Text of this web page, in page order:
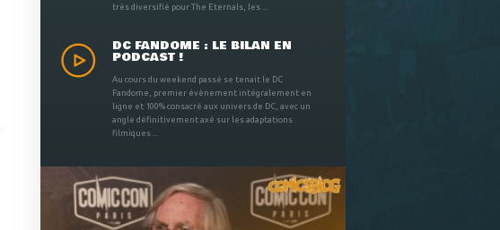
très diversifié pour The Eternals, les ...
DC FANDOME : LE BILAN EN
PODCAST !
Au cours du weekend passé se tenait le DC
Fandome, premier évènement intégralement en
ligne et 100% consacré aux univers de DC, avec un
angle définitivement axé sur les adaptations
filmiques ...